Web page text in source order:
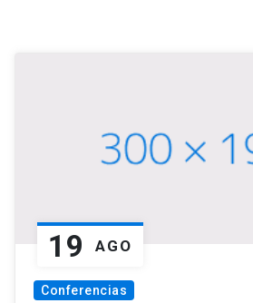
19 AGO
Conferencias